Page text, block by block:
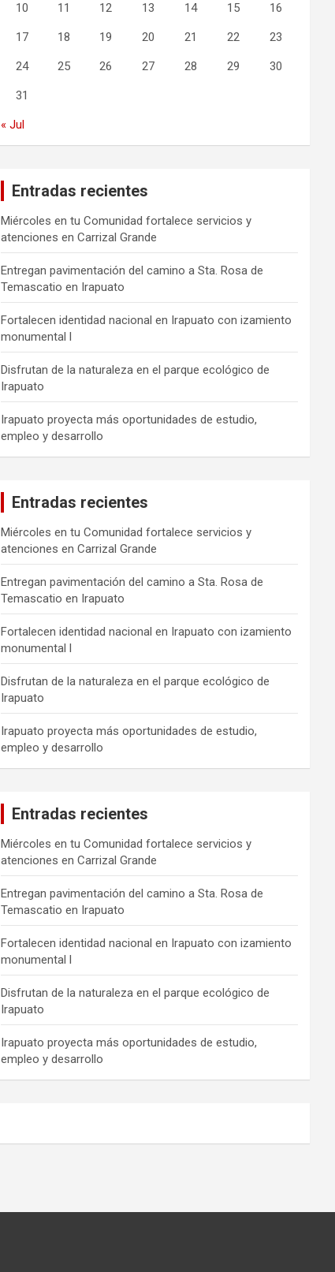
10 11 12 13 14 15 16
17 18 19 20 21 22 23
24 25 26 27 28 29 30
31
« Jul
Entradas recientes
Miércoles en tu Comunidad fortalece servicios y
atenciones en Carrizal Grande
Entregan pavimentación del camino a Sta. Rosa de
Temascatio en Irapuato
Fortalecen identidad nacional en Irapuato con izamiento
monumental l
Disfrutan de la naturaleza en el parque ecológico de
Irapuato
Irapuato proyecta más oportunidades de estudio,
empleo y desarrollo
Entradas recientes
Miércoles en tu Comunidad fortalece servicios y
atenciones en Carrizal Grande
Entregan pavimentación del camino a Sta. Rosa de
Temascatio en Irapuato
Fortalecen identidad nacional en Irapuato con izamiento
monumental l
Disfrutan de la naturaleza en el parque ecológico de
Irapuato
Irapuato proyecta más oportunidades de estudio,
empleo y desarrollo
Entradas recientes
Miércoles en tu Comunidad fortalece servicios y
atenciones en Carrizal Grande
Entregan pavimentación del camino a Sta. Rosa de
Temascatio en Irapuato
Fortalecen identidad nacional en Irapuato con izamiento
monumental l
Disfrutan de la naturaleza en el parque ecológico de
Irapuato
Irapuato proyecta más oportunidades de estudio,
empleo y desarrollo